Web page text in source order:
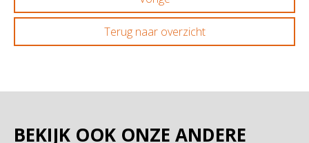
Terug naar overzicht
BEKIJK OOK ONZE ANDERE